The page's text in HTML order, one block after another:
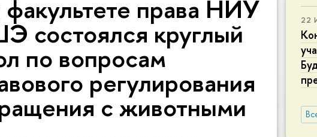
22
права НИУ
состоялся круглый
по вопросам
регулирования
с животными